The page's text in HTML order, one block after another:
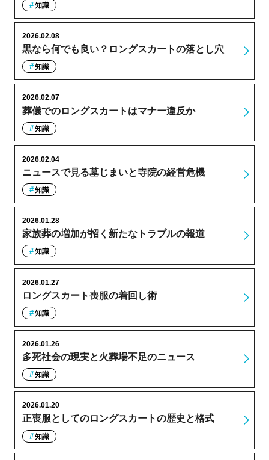
知識
黒なら何でも良い？ロングスカートの落とし穴
2026.02.08
知識
葬儀でのロングスカートはマナー違反か
2026.02.07
知識
ニュースで見る墓じまいと寺院の経営危機
2026.02.04
知識
家族葬の増加が招く新たなトラブルの報道
2026.01.28
知識
ロングスカート喪服の着回し術
2026.01.27
知識
多死社会の現実と火葬場不足のニュース
2026.01.26
知識
正喪服としてのロングスカートの歴史と格式
2026.01.20
知識